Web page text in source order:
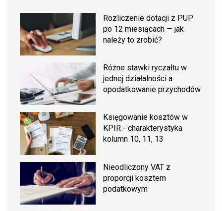
Rozliczenie dotacji z PUP
po 12 miesiącach — jak
należy to zrobić?
Różne stawki ryczałtu w
jednej działalności a
opodatkowanie przychodów
Księgowanie kosztów w
KPIR - charakterystyka
kolumn 10, 11, 13
Nieodliczony VAT z
proporcji kosztem
podatkowym